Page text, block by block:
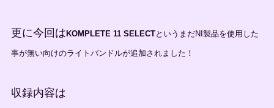
更に今回はKOMPLETE 11 SELECTというまだNI製品を使用した
事が無い向けのライトバンドルが追加されました！
収録内容は